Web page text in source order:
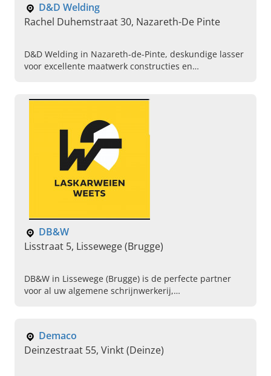
D&D Welding
Rachel Duhemstraat 30, Nazareth-De Pinte
D&D Welding in Nazareth-de-Pinte, deskundige lasser
voor excellente maatwerk constructies en
DB&W
Lisstraat 5, Lissewege (Brugge)
DB&W in Lissewege (Brugge) is de perfecte partner
voor al uw algemene schrijnwerkerij,
Demaco
Deinzestraat 55, Vinkt (Deinze)